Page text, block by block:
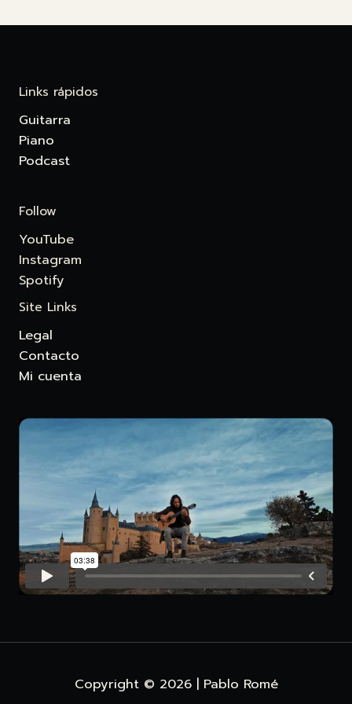
Links rápidos
Guitarra
Piano
Podcast
Follow
YouTube
Instagram
Spotify
Site Links
Legal
Contacto
Mi cuenta
Copyright © 2026 | Pablo Romé